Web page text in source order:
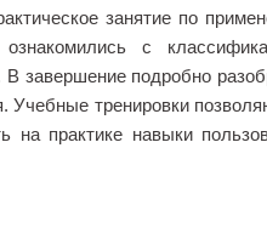
занятие по
с
В завершение подробно
Учебные тренировки
на практике навыки